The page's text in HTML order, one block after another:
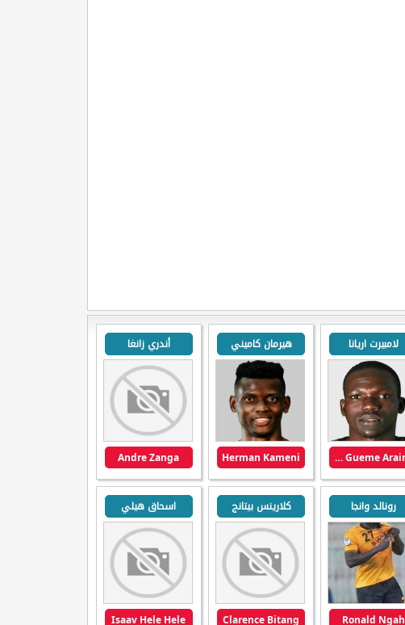
لامبيرت اريانا
Lambert Gueme Araina
هيرمان كاميني
Herman Kameni
أندري زانغا
Andre Zanga
رونالد وانجا
Ronald Ngah
كلارينس بيتانج
Clarence Bitang
اسحاق هيلي
Isaav Hele Hele